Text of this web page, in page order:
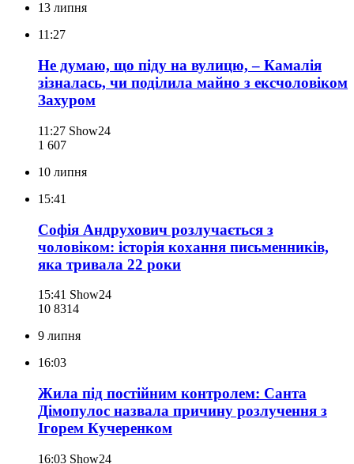
13 липня
11:27
Не думаю, що піду на вулицю, – Камалія
зізналась, чи поділила майно з ексчоловіком
Захуром
11:27 Show24
1 607
10 липня
15:41
Софія Андрухович розлучається з
чоловіком: історія кохання письменників,
яка тривала 22 роки
15:41 Show24
10 8314
9 липня
16:03
Жила під постійним контролем: Санта
Дімопулос назвала причину розлучення з
Ігорем Кучеренком
16:03 Show24